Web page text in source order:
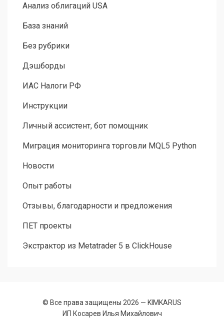
Анализ облигаций USA
База знаний
Без рубрики
Дэшборды
ИАС Налоги РФ
Инструкции
Личный ассистент, бот помощник
Миграция мониторинга торговли MQL5 Python
Новости
Опыт работы
Отзывы, благодарности и предложения
ПЕТ проекты
Экстрактор из Metatrader 5 в ClickHouse
© Все права защищены 2026 — KIMKARUS
ИП Косарев Илья Михайлович